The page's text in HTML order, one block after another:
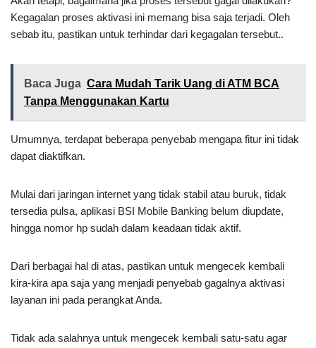
Kegagalan proses aktivasi ini memang bisa saja terjadi. Oleh
sebab itu, pastikan untuk terhindar dari kegagalan tersebut..
Baca Juga Cara Mudah Tarik Uang di ATM BCA
Tanpa Menggunakan Kartu
Umumnya, terdapat beberapa penyebab mengapa fitur ini tidak
dapat diaktifkan.
Mulai dari jaringan internet yang tidak stabil atau buruk, tidak
tersedia pulsa, aplikasi BSI Mobile Banking belum diupdate,
hingga nomor hp sudah dalam keadaan tidak aktif.
Dari berbagai hal di atas, pastikan untuk mengecek kembali
kira-kira apa saja yang menjadi penyebab gagalnya aktivasi
layanan ini pada perangkat Anda.
Tidak ada salahnya untuk mengecek kembali satu-satu agar